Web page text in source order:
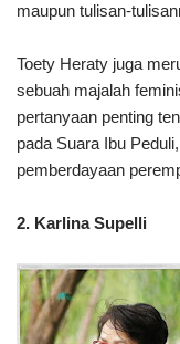
maupun tulisan-
Toety Heraty juga
sebuah majalah
pertanyaan penting
pada Suara Ibu
pemberdayaan
2. Karlina Supelli